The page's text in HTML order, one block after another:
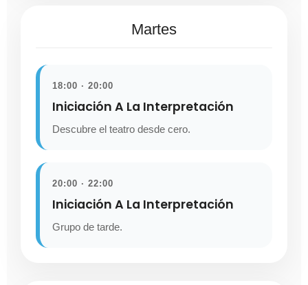
Martes
18:00 · 20:00
Iniciación A La Interpretación
Descubre el teatro desde cero.
20:00 · 22:00
Iniciación A La Interpretación
Grupo de tarde.